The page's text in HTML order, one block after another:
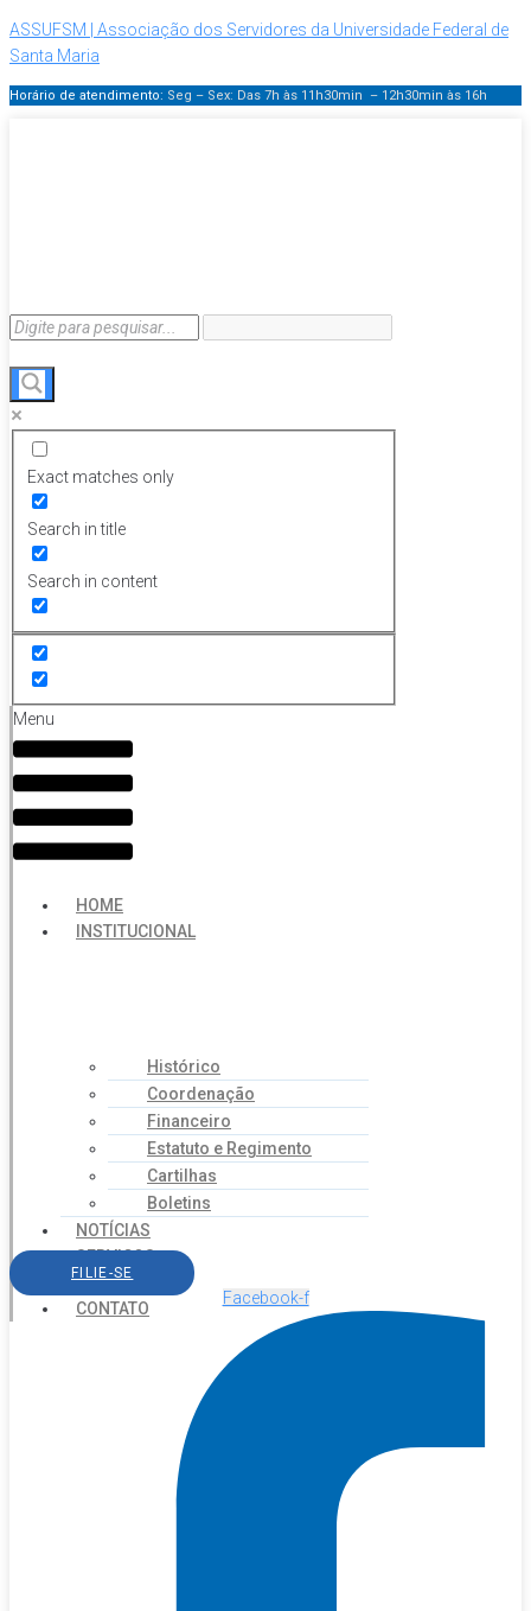
ASSUFSM | Associação dos Servidores da Universidade Federal de
Santa Maria
Horário de atendimento: Seg – Sex: Das 7h às 11h30min – 12h30min às 16h
Exact matches only
Search in title
Search in content
Menu
HOME
INSTITUCIONAL
Histórico
Coordenação
Financeiro
Estatuto e Regimento
Cartilhas
Boletins
NOTÍCIAS
SERVIÇOS
AGENDA
CONTATO
FILIE-SE
Facebook-f